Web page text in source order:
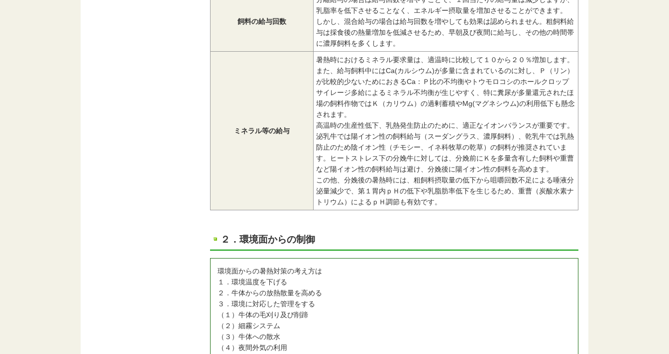
飼料の給与回数
乳脂率を低下させることなく、エネルギー摂取量を増加させることができます。
しかし、混合給与の場合は給与回数を増やしても効果は認められません。粗飼料給
与は採食後の熱量増加を低減させるため、早朝及び夜間に給与し、その他の時間帯
に濃厚飼料を多くします。
ミネラル等の給与
暑熱時におけるミネラル要求量は、適温時に比較して１０から２０％増加します。
また、給与飼料中にはCa(カルシウム)が多量に含まれているのに対し、Ｐ（リン）
が比較的少ないためにおきるCa：Ｐ比の不均衡やトウモロコシのホールクロップ
サイレージ多給によるミネラル不均衡が生じやすく、特に糞尿が多量還元されたほ
場の飼料作物ではＫ（カリウム）の過剰蓄積やMg(マグネシウム)の利用低下も懸念
されます。
高温時の生産性低下、乳熱発生防止のために、適正なイオンバランスが重要です。
泌乳牛では陽イオン性の飼料給与（スーダングラス、濃厚飼料）、乾乳牛では乳熱
防止のため陰イオン性（チモシー、イネ科牧草の乾草）の飼料が推奨されていま
す。ヒートストレス下の分娩牛に対しては、分娩前にＫを多量含有した飼料や重曹
など陽イオン性の飼料給与は避け、分娩後に陽イオン性の飼料を高めます。
この他、分娩後の暑熱時には、粗飼料摂取量の低下から咀嚼回数不足による唾液分
泌量減少で、第１胃内ｐＨの低下や乳脂肪率低下を生じるため、重曹（炭酸水素ナ
トリウム）によるｐＨ調節も有効です。
２．環境面からの制御
環境面からの暑熱対策の考え方は
１．環境温度を下げる
２．牛体からの放熱散量を高める
３．環境に対応した管理をする
（１）牛体の毛刈り及び削蹄
（２）細霧システム
（３）牛体への散水
（４）夜間外気の利用